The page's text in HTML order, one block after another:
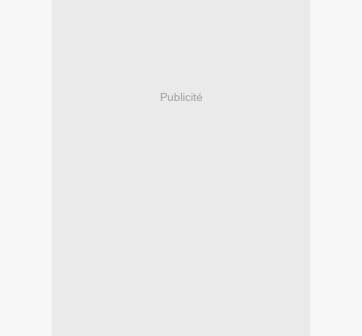
Publicité